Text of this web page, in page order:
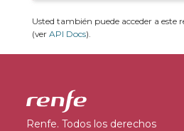
Usted también puede acceder a este
(ver API Docs).
Renfe. Todos los derechos